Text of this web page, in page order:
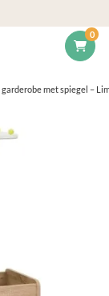
0
met spiegel –